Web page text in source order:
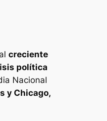
creciente
política
Nacional
y Chicago,